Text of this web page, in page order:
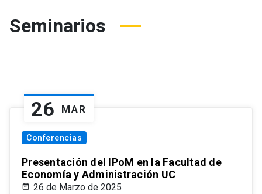
Seminarios
26 MAR
Conferencias
Presentación del IPoM en la Facultad de
Economía y Administración UC
26 de Marzo de 2025